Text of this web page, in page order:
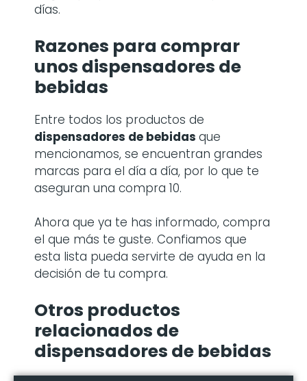
días.
Razones para comprar
unos dispensadores de
bebidas
Entre todos los productos de
dispensadores de bebidas que
mencionamos, se encuentran grandes
marcas para el día a día, por lo que te
aseguran una compra 10.
Ahora que ya te has informado, compra
el que más te guste. Confiamos que
esta lista pueda servirte de ayuda en la
decisión de tu compra.
Otros productos
relacionados de
dispensadores de bebidas